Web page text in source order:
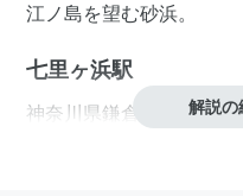
江ノ島を望む砂浜。
七里ヶ浜駅
神奈川県鎌倉市七里ガ浜
解説の